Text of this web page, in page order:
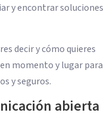
y encontrar soluciones
decir y cómo quieres
momento y lugar para
y seguros.
abierta